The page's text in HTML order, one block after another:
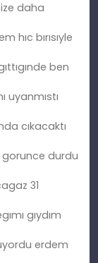
daha
hıc bırısıyle
ben
uyanmıstı
cıkacaktı
gorunce durdu
31
gıydım
erdem